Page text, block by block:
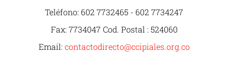
Teléfono: 602 7732465 - 602 7734247
Fax: 7734047 Cod. Postal : 524060
Email: contactodirecto@ccipiales.org.co